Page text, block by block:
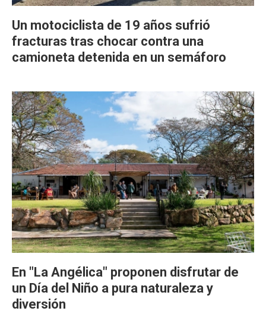
Un motociclista de 19 años sufrió
fracturas tras chocar contra una
camioneta detenida en un semáforo
En "La Angélica" proponen disfrutar de
un Día del Niño a pura naturaleza y
diversión